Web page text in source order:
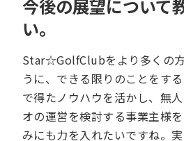
今後の展望について
い。
Star☆GolfClubをより多くの
うに、できる限りのことをす
で得たノウハウを活かし、無
オの運営を検討する事業主様
みにも力を入れたいですね。